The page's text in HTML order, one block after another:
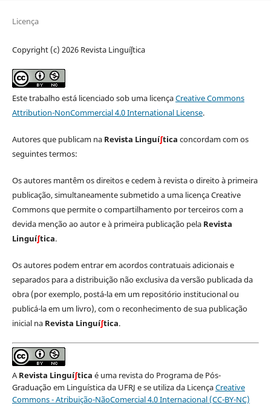
Licença
Copyright (c) 2026 Revista Linguíʃtica
Este trabalho está licenciado sob uma licençaCreative Commons
Attribution-NonCommercial 4.0 International License.
Autores que publicam na Revista Linguí∫tica concordam com os
seguintes termos:
Os autores mantêm os direitos e cedem à revista o direito à primeira
publicação, simultaneamente submetido a uma licença Creative
Commons que permite o compartilhamento por terceiros com a
devida menção ao autor e à primeira publicação pela Revista
Linguí∫tica.
Os autores podem entrar em acordos contratuais adicionais e
separados para a distribuição não exclusiva da versão publicada da
obra (por exemplo, postá-la em um repositório institucional ou
publicá-la em um livro), com o reconhecimento de sua publicação
inicial na Revista Linguí∫tica.
ARevista Linguí∫tica é uma revista do Programa de Pós-
Graduação em Linguística da UFRJ e se utiliza da LicençaCreative
Commons - Atribuição-NãoComercial 4.0 Internacional (CC-BY-NC)